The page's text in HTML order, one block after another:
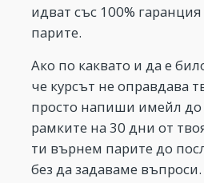
идват със 100%
парите.
Ако по каквато и да е
че курсът не оправдава
просто напиши имейл до
рамките на 30 дни от
ти върнем парите до
без да задаваме въпроси.